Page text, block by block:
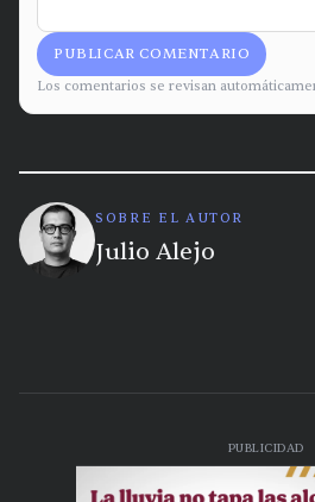
PUBLICAR COMENTARIO
Los comentarios se revisan
SOBRE EL AUTOR
Julio Alejo
PUBLICIDAD